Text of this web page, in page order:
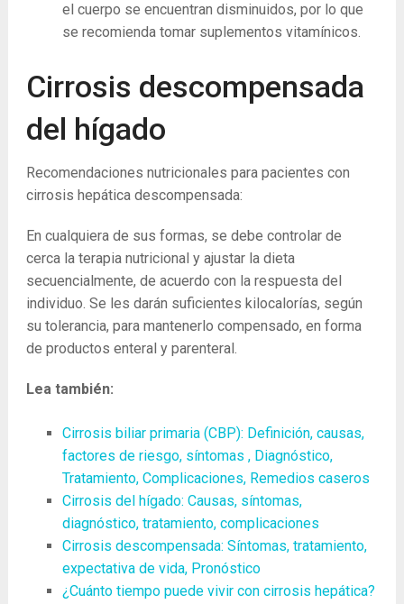
el cuerpo se encuentran disminuidos, por lo que
se recomienda tomar suplementos vitamínicos.
Cirrosis descompensada
del hígado
Recomendaciones nutricionales para pacientes con
cirrosis hepática descompensada:
En cualquiera de sus formas, se debe controlar de
cerca la terapia nutricional y ajustar la dieta
secuencialmente, de acuerdo con la respuesta del
individuo. Se les darán suficientes kilocalorías, según
su tolerancia, para mantenerlo compensado, en forma
de productos enteral y parenteral.
Lea también:
Cirrosis biliar primaria (CBP): Definición, causas,
factores de riesgo, síntomas , Diagnóstico,
Tratamiento, Complicaciones, Remedios caseros
Cirrosis del hígado: Causas, síntomas,
diagnóstico, tratamiento, complicaciones
Cirrosis descompensada: Síntomas, tratamiento,
expectativa de vida, Pronóstico
¿Cuánto tiempo puede vivir con cirrosis hepática?